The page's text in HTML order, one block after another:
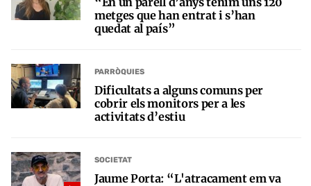
metges que han entrat i s’han
quedat al país”
PARRÒQUIES
Dificultats a alguns comuns per
cobrir els monitors per a les
activitats d’estiu
SOCIETAT
Jaume Porta: “L'atracament em va